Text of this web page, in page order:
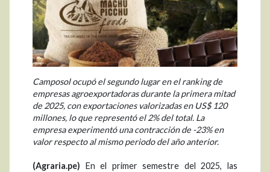
Camposol ocupó el segundo lugar en el ranking de
empresas agroexportadoras durante la primera mitad
de 2025, con exportaciones valorizadas en US$ 120
millones, lo que representó el 2% del total. La
empresa experimentó una contracción de -23% en
valor respecto al mismo periodo del año anterior.
(Agraria.pe) En el primer semestre del 2025, las